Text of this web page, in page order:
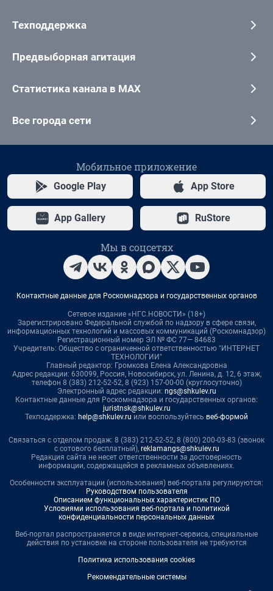
Техподдержка
Предвыборная агитация
Статистика канала в MAX
Все города сети
Мобильное приложение
Google Play App Store
App Gallery RuStore
Мы в соцсетях
Контактные данные для Роскомнадзора и государственных органов
Сетевое издание «НГС.НОВОСТИ» (18+)
Зарегистрировано Федеральной службой по надзору в сфере связи,
информационных технологий и массовых коммуникаций (Роскомнадзор)
Регистрационный номер ЭЛ № ФС 77— 84683
Учредитель: Общество с ограниченной ответственностью "ИНТЕРНЕТ
ТЕХНОЛОГИИ"
Главный редактор: Громкова Елена Александровна
Адрес редакции: 630099, Россия, Новосибирск, ул. Ленина, д. 12, 6 этаж,
телефон 8 (383) 212-52-52, 8 (923) 157-00-00 (круглосуточно)
Электронный адрес редакции: ngs@shkulev.ru
Контактные данные для Роскомнадзора и государственных органов:
juristnsk@shkulev.ru
Техподдержка: help@shkulev.ru или воспользуйтесь веб-формой
Связаться с отделом продаж: 8 (383) 212-52-52, 8 (800) 200-03-83 (звонок
с сотового бесплатный), reklamangs@shkulev.ru
Редакция сайта не несет ответственности за достоверность
информации, содержащейся в рекламных объявлениях.
Особенности эксплуатации (использования) веб-портала регулируются:
Руководством пользователя
Описанием функциональных характеристик ПО
Условиями использования веб-портала и политикой
конфиденциальности персональных данных
Веб-портал распространяется в виде интернет-сервиса, специальные
действия по установке на стороне пользователя не требуются
Политика использования cookies
Рекомендательные системы